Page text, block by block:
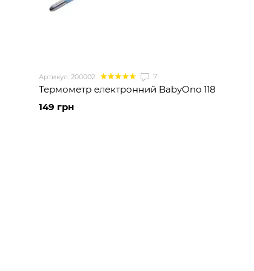
Артикул: 200002 7
Термометр електронний BabyOno 118
149 грн